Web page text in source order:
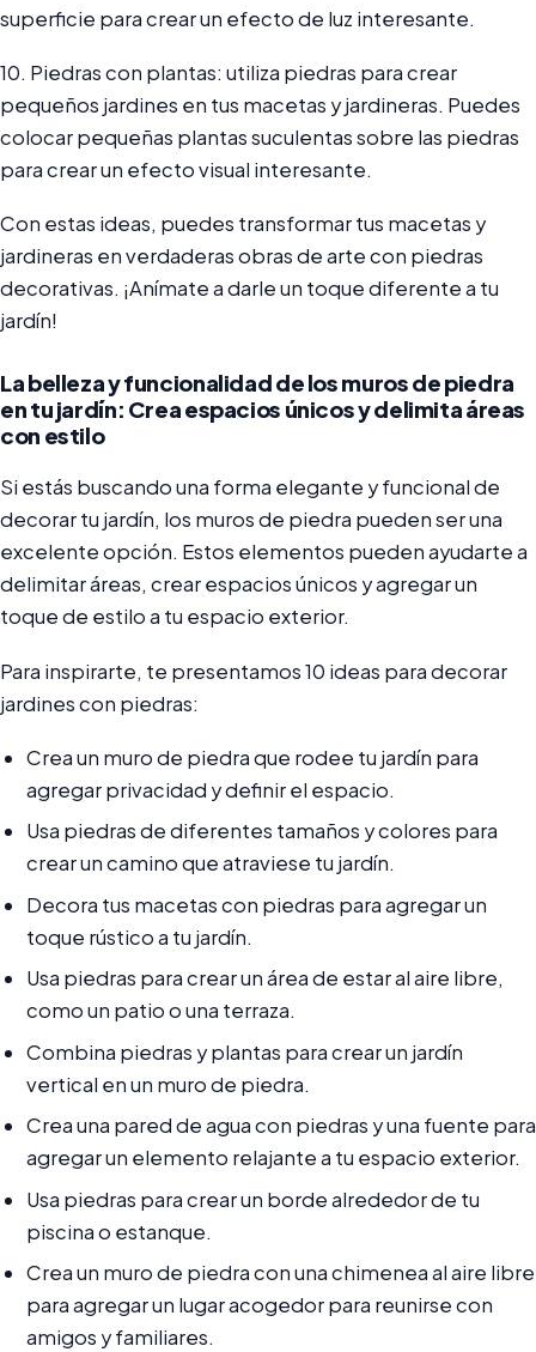
superficie para crear un efecto de luz interesante.
10. Piedras con plantas: utiliza piedras para crear
pequeños jardines en tus macetas y jardineras. Puedes
colocar pequeñas plantas suculentas sobre las piedras
para crear un efecto visual interesante.
Con estas ideas, puedes transformar tus macetas y
jardineras en verdaderas obras de arte con piedras
decorativas. ¡Anímate a darle un toque diferente a tu
jardín!
La belleza y funcionalidad de los muros de piedra
en tu jardín: Crea espacios únicos y delimita áreas
con estilo
Si estás buscando una forma elegante y funcional de
decorar tu jardín, los muros de piedra pueden ser una
excelente opción. Estos elementos pueden ayudarte a
delimitar áreas, crear espacios únicos y agregar un
toque de estilo a tu espacio exterior.
Para inspirarte, te presentamos 10 ideas para decorar
jardines con piedras:
Crea un muro de piedra que rodee tu jardín para
agregar privacidad y definir el espacio.
Usa piedras de diferentes tamaños y colores para
crear un camino que atraviese tu jardín.
Decora tus macetas con piedras para agregar un
toque rústico a tu jardín.
Usa piedras para crear un área de estar al aire libre,
como un patio o una terraza.
Combina piedras y plantas para crear un jardín
vertical en un muro de piedra.
Crea una pared de agua con piedras y una fuente para
agregar un elemento relajante a tu espacio exterior.
Usa piedras para crear un borde alrededor de tu
piscina o estanque.
Crea un muro de piedra con una chimenea al aire libre
para agregar un lugar acogedor para reunirse con
amigos y familiares.